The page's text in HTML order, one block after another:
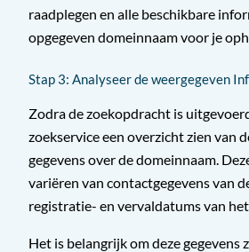
raadplegen en alle beschikbare
opgegeven domeinnaam voor je
Stap 3: Analyseer de weergegeven
Zodra de zoekopdracht is
zoekservice een overzicht zien van
gegevens over de domeinnaam.
variëren van contactgegevens van
registratie- en vervaldatums van het
Het is belangrijk om deze gegevens